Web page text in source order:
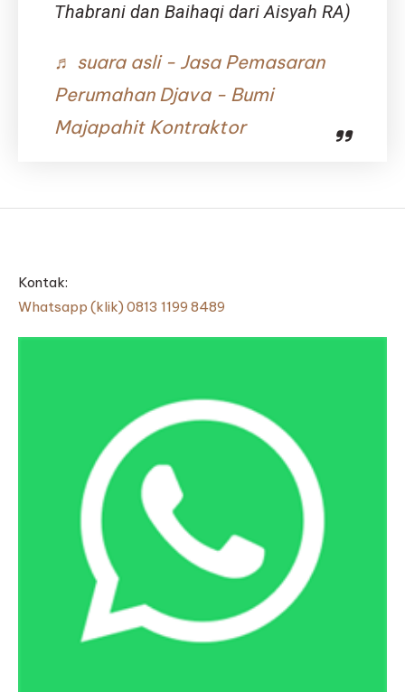
Thabrani dan Baihaqi dari Aisyah RA)
♬ suara asli - Jasa Pemasaran
Perumahan Djava - Bumi
Majapahit Kontraktor
Kontak:
Whatsapp (klik) 0813 1199 8489